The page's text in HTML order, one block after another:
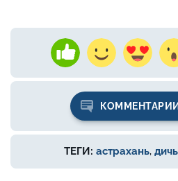
КОММЕНТАРИИ
ТЕГИ: астрахань, дичь